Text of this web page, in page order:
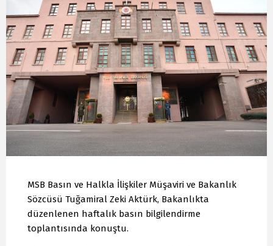
MSB Basın ve Halkla İlişkiler Müşaviri ve Bakanlık
Sözcüsü Tuğamiral Zeki Aktürk, Bakanlıkta
düzenlenen haftalık basın bilgilendirme
toplantısında konuştu.